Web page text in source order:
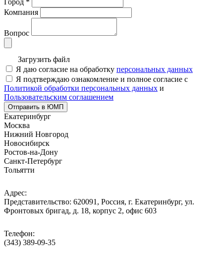
Компания
Вопрос
Загрузить файл
Я даю согласие на обработку персональных данных
Я подтверждаю ознакомление и полное согласие с
Политикой обработки персональных данных и
Пользовательским соглашением
Отправить в ЮМП
Екатеринбург
Москва
Нижний Новгород
Новосибирск
Ростов-на-Дону
Санкт-Петербург
Тольятти
Адрес:
Представительство: 620091, Россия, г. Екатеринбург, ул.
Фронтовых бригад, д. 18, корпус 2, офис 603
Телефон:
(343) 389-09-35